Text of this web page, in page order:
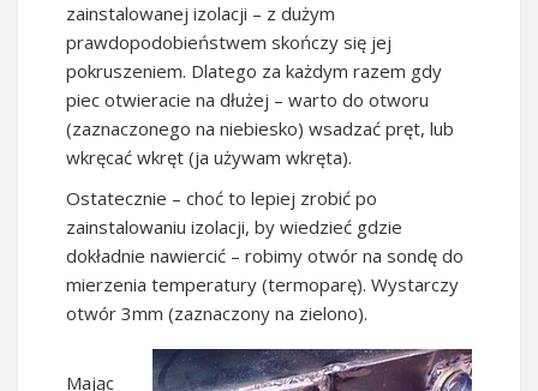
zainstalowanej izolacji – z dużym
prawdopodobieństwem skończy się jej
pokruszeniem. Dlatego za każdym razem gdy
piec otwieracie na dłużej – warto do otworu
(zaznaczonego na niebiesko) wsadzać pręt, lub
wkręcać wkręt (ja używam wkręta).
Ostatecznie – choć to lepiej zrobić po
zainstalowaniu izolacji, by wiedzieć gdzie
dokładnie nawiercić – robimy otwór na sondę do
mierzenia temperatury (termoparę). Wystarczy
otwór 3mm (zaznaczony na zielono).
Mając